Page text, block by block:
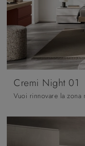
Cremi Night 01